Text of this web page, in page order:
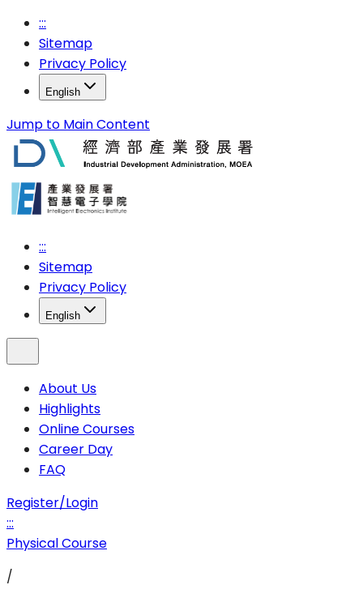
:::
Sitemap
Privacy Policy
English
Jump to Main Content
:::
Sitemap
Privacy Policy
English
About Us
Highlights
Online Courses
Career Day
FAQ
Register/Login
:::
Physical Course
/